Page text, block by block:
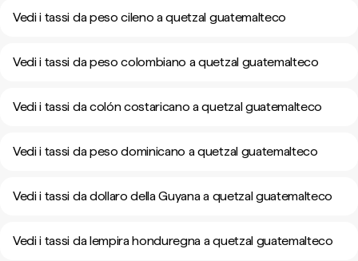
Vedi i tassi da peso cileno a quetzal guatemalteco
Vedi i tassi da peso colombiano a quetzal guatemalteco
Vedi i tassi da colón costaricano a quetzal guatemalteco
Vedi i tassi da peso dominicano a quetzal guatemalteco
Vedi i tassi da dollaro della Guyana a quetzal guatemalteco
Vedi i tassi da lempira honduregna a quetzal guatemalteco